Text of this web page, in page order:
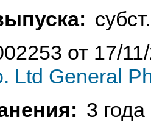
от 17/
Ltd General
3 года